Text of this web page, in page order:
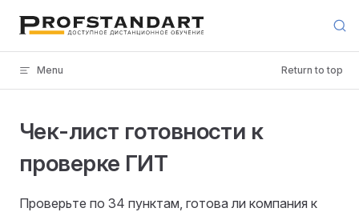
Skip to content
Menu Return to top
Чек-лист готовности к
проверке ГИТ
Проверьте по 34 пунктам, готова ли компания к